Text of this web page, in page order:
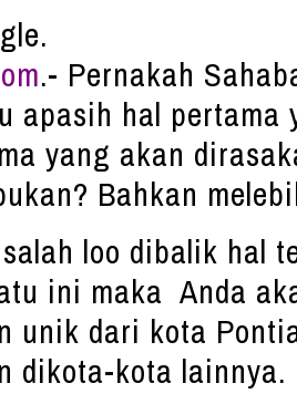
.- Pernakah
apasih hal pertama
yang akan
Bahkan
loo dibalik hal
ini maka Anda
unik dari kota
dikota-kota lainnya.